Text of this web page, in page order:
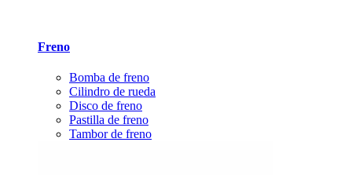
Freno
Bomba de freno
Cilindro de rueda
Disco de freno
Pastilla de freno
Tambor de freno